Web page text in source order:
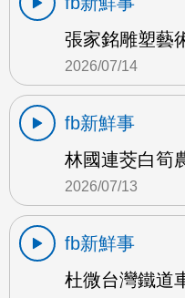
張家銘雕塑藝
2026/07/14
fb新鮮事
林國連茭白筍
2026/07/13
fb新鮮事
杜微台灣鐵道